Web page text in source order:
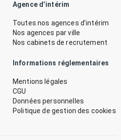
Agence d’intérim
Toutes nos agences d’intérim
Nos agences par ville
Nos cabinets de recrutement
Informations réglementaires
Mentions légales
CGU
Données personnelles
Politique de gestion des cookies